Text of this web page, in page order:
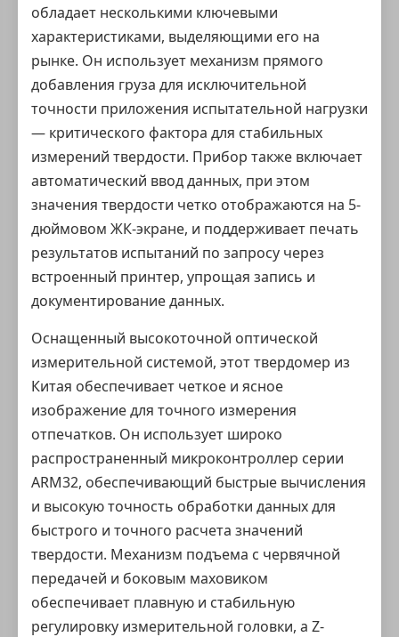
обладает несколькими ключевыми
характеристиками, выделяющими его на
рынке. Он использует механизм прямого
добавления груза для исключительной
точности приложения испытательной нагрузки
— критического фактора для стабильных
измерений твердости. Прибор также включает
автоматический ввод данных, при этом
значения твердости четко отображаются на 5-
дюймовом ЖК-экране, и поддерживает печать
результатов испытаний по запросу через
встроенный принтер, упрощая запись и
документирование данных.
Оснащенный высокоточной оптической
измерительной системой, этоттвердомер из
Китая обеспечивает четкое и ясное
изображение для точного измерения
отпечатков. Он использует широко
распространенный микроконтроллер серии
ARM32, обеспечивающий быстрые вычисления
и высокую точность обработки данных для
быстрого и точного расчета значений
твердости. Механизм подъема с червячной
передачей и боковым маховиком
обеспечивает плавную и стабильную
регулировку измерительной головки, а Z-